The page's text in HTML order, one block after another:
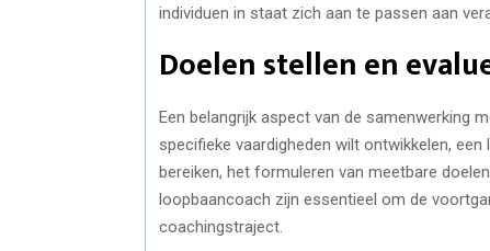
individuen in staat zich aan te passen aan
Doelen stellen en
Een belangrijk aspect van de samenwerking
specifieke vaardigheden wilt ontwikkelen,
bereiken, het formuleren van meetbare
loopbaancoach zijn essentieel om de
coachingstraject.